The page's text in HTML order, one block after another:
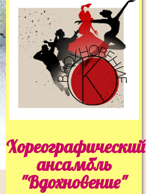
Хореографический
ансамбль
"Вдохновение"